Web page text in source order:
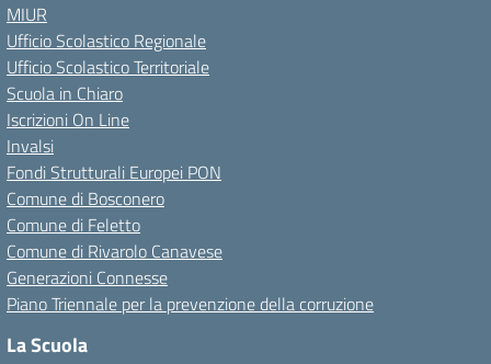
MIUR
Ufficio Scolastico Regionale
Ufficio Scolastico Territoriale
Scuola in Chiaro
Iscrizioni On Line
Invalsi
Fondi Strutturali Europei PON
Comune di Bosconero
Comune di Feletto
Comune di Rivarolo Canavese
Generazioni Connesse
Piano Triennale per la prevenzione della corruzione
La Scuola